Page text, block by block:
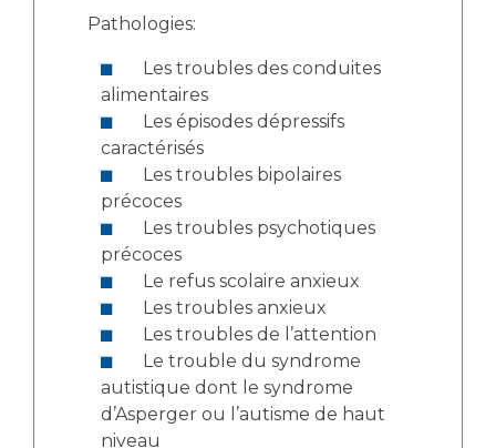
Qualité
Nos indicateurs qualité et de sécurité des soins
Protection des données
Sécurité
Les recherches en santé à l’AP-HM
Lieu de santé sans tabac
Pathologies:
alimentaires
caractérisés
précoces
précoces
Le refus scolaire anxieux
Les troubles anxieux
Les troubles de l’attention
autistique dont le syndrome
d’Asperger ou l’autisme de haut
niveau